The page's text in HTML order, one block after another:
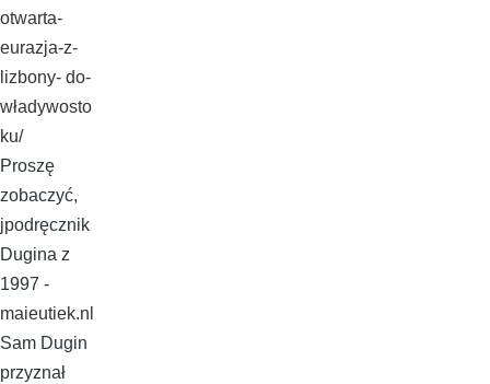
otwarta-
eurazja-z-
lizbony- do-
władywosto
ku/
Proszę
zobaczyć,
jpodręcznik
Dugina z
1997 -
maieutiek.nl
Sam Dugin
przyznał